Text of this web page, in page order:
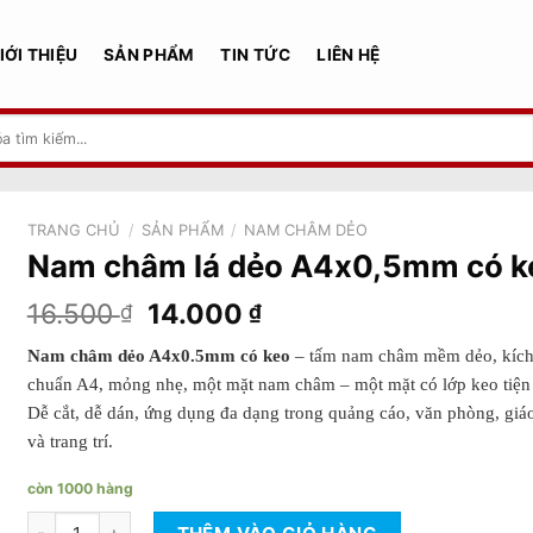
THIỆU SẢN PHẨM TIN TỨC LIÊN HỆ
TRANG CHỦ / SẢN PHẨM / NAM CHÂM DẺO
Nam châm lá dẻo A4x0,5mm có
16.500₫ Giá
là:
16.500 ₫.
14.000 ₫Giá
tại
là:
14.000 ₫.
Nam châm dẻo A4x0.5mm có keo – tấm nam châm mềm dẻo,
chuẩn A4, mỏng nhẹ, một mặt nam châm – một mặt có lớp keo
Dễ cắt, dễ dán, ứng dụng đa dạng trong quảng cáo, văn phòng,
và trang trí.
còn 1000 hàng
Nam châm lá dẻo A4x0,5mm có keo số lượng